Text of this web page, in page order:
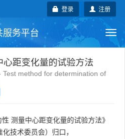
注册
登录
服务平台
业标准 地方标准
距变化量的试验方法
method for determination of
测量中心距变化量的试验方法》
化技术委员会）归口，